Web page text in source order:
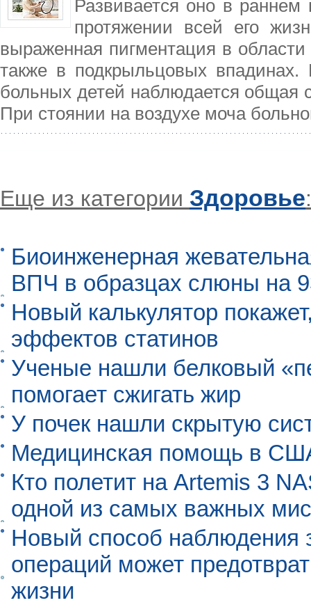
Развивается оно в раннем
протяжении всей его
выраженная пигментация в
также в подкрыльцовых
больных детей наблюдается общая
При стоянии на воздухе моча
Еще из категории Здоровье:
Биоинженерная
ВПЧ в образцах слюны на
Новый калькулятор
эффектов статинов
Ученые нашли белковый
помогает сжигать жир
У почек нашли скрытую
Медицинская помощь в
Кто полетит на Artemis 3
одной из самых важных
Новый способ наблюдения
операций может
жизни